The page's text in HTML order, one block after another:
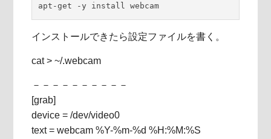
apt-get -y install webcam
インストールできたら設定ファイルを書く。
cat > ~/.webcam
－－－－－－－－－－
[grab]
device = /dev/video0
text = webcam %Y-%m-%d %H:%M:%S